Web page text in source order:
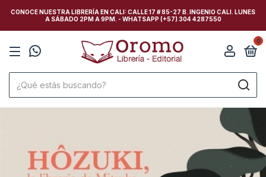
CONOCE NUESTRA LIBRERÍA EN CALI: CALLE 17 # 85-27 B. INGENIO CALI. LUNES
A SÁBADO 2PM A 9PM. - WHATSAPP (+57) 304 4287550
0